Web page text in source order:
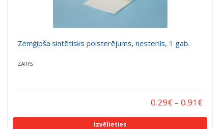
Zemģipša sintētisks polsterējums, nesterils, 1 gab.
ZARYS
0.29€ – 0.91€
Izvēlieties